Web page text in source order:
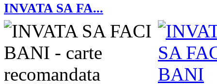
INVATA SA FA...